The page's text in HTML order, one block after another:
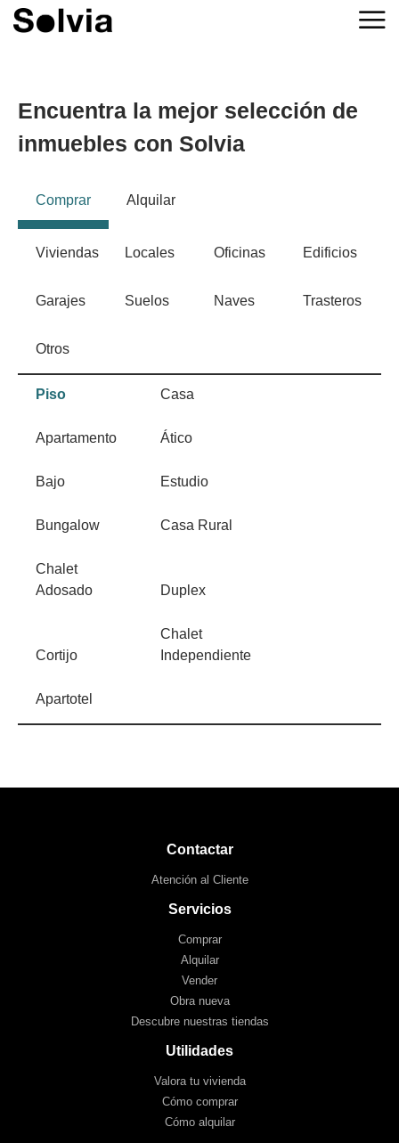
Encuentra la mejor selección de
inmuebles con Solvia
Comprar Alquilar
Viviendas Locales Oficinas Edificios
Garajes Suelos Naves Trasteros
Otros
Piso Casa
Apartamento Ático
Bajo Estudio
Bungalow Casa Rural
Chalet
Adosado
Duplex
Cortijo
Chalet
Independiente
Apartotel
Contactar
Atención al Cliente
Servicios
Comprar
Alquilar
Vender
Obra nueva
Descubre nuestras tiendas
Utilidades
Valora tu vivienda
Cómo comprar
Cómo alquilar